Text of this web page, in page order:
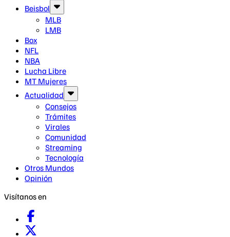
Beisbol
MLB
LMB
Box
NFL
NBA
Lucha Libre
MT Mujeres
Actualidad
Consejos
Trámites
Virales
Comunidad
Streaming
Tecnología
Otros Mundos
Opinión
Visítanos en